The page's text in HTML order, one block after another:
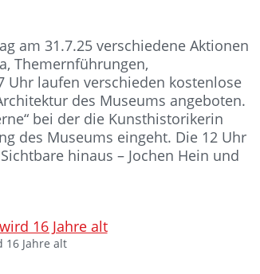
am 31.7.25 verschiedene Aktionen
Themernführungen,
Uhr laufen verschieden kostenlose
des Museums angeboten.
bei der die Kunsthistorikerin
des Museums eingeht. Die 12 Uhr
hinaus – Jochen Hein und
16 Jahre alt